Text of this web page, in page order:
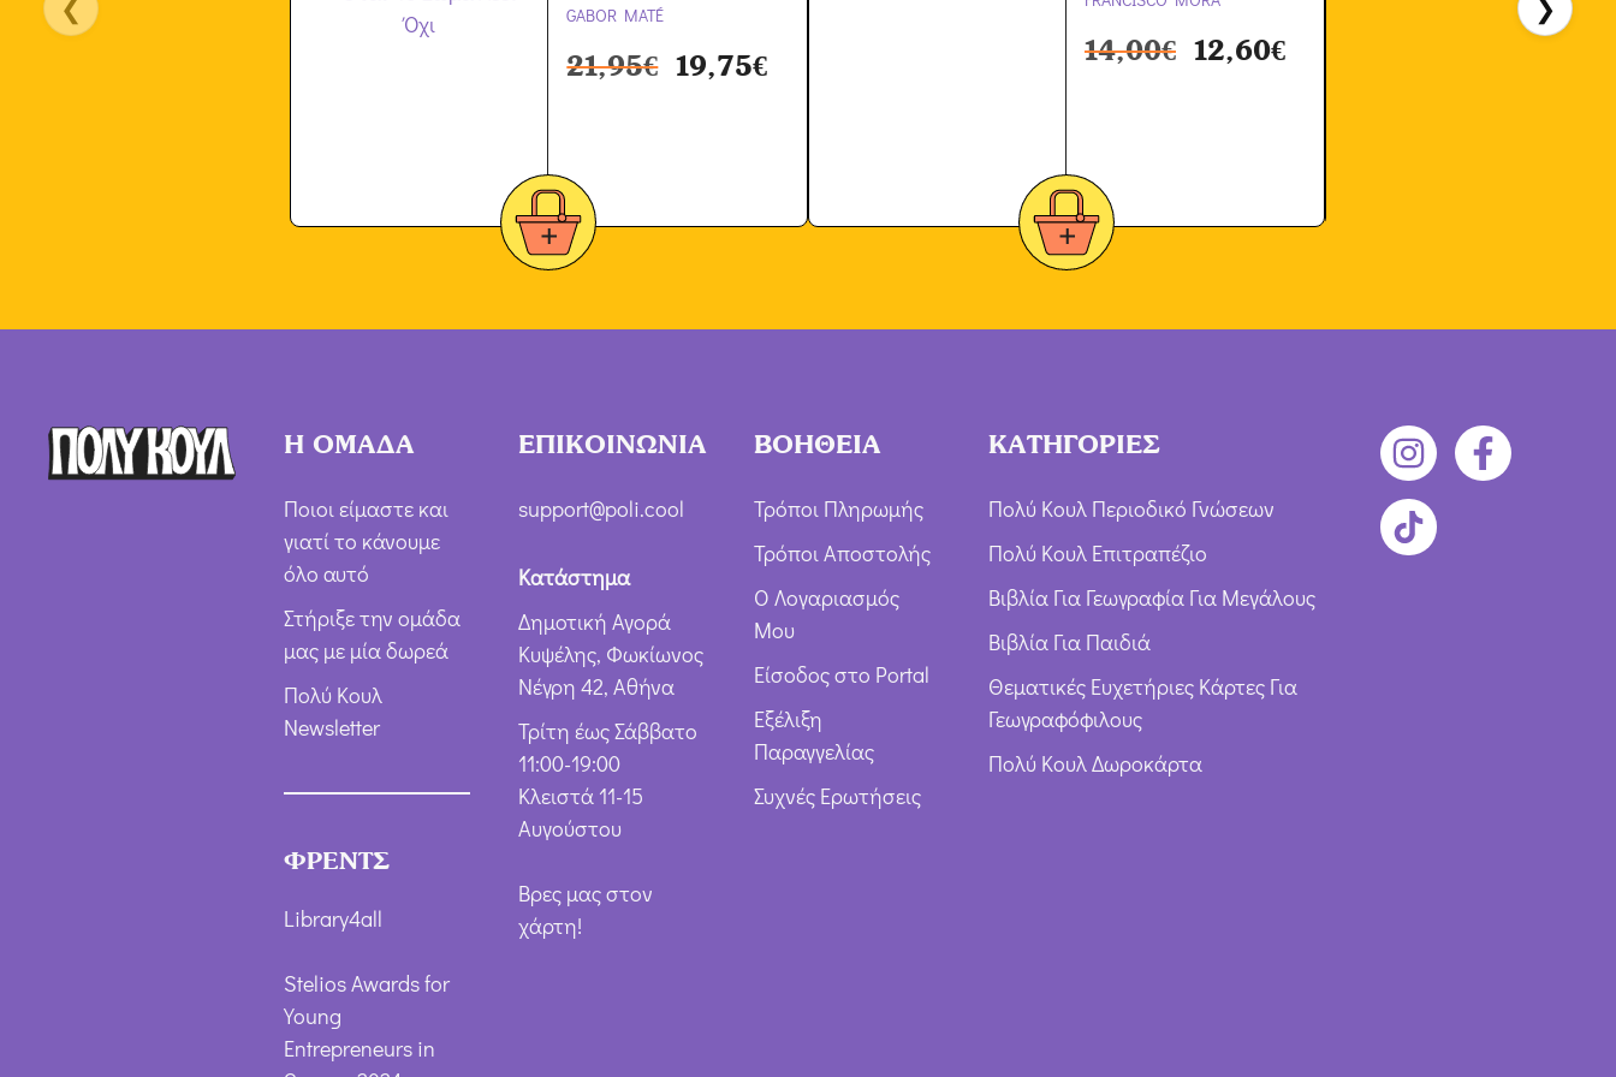
❮ GABOR MATÉ
21,95€ 19,75€ 14,00€ 12,60€
❯
Η ΟΜΑΔΑ
Ποιοι είμαστε και
γιατί το κάνουμε
όλο αυτό
Στήριξε την ομάδα
μας με μία δωρεά
Πολύ Κουλ
Newsletter
ΦΡΕΝΤΣ
Library4all
Stelios Awards for
Young
Entrepreneurs in
ΕΠΙΚΟΙΝΩΝΙΑ
support@poli.cool
Κατάστημα
Δημοτική Αγορά
Κυψέλης, Φωκίωνος
Νέγρη 42, Αθήνα
Τρίτη έως Σάββατο
11:00-19:00
Κλειστά 11-15
Αυγούστου
Βρες μας στον
χάρτη!
ΒΟΗΘΕΙΑ
Τρόποι Πληρωμής
Τρόποι Αποστολής
Ο Λογαριασμός
Μου
Είσοδος στο Portal
Εξέλιξη
Παραγγελίας
Συχνές Ερωτήσεις
ΚΑΤΗΓΟΡΙΕΣ
Πολύ Κουλ Περιοδικό Γνώσεων
Πολύ Κουλ Επιτραπέζιο
Βιβλία Για Γεωγραφία Για Μεγάλους
Βιβλία Για Παιδιά
Θεματικές Ευχετήριες Κάρτες Για
Γεωγραφόφιλους
Πολύ Κουλ Δωροκάρτα